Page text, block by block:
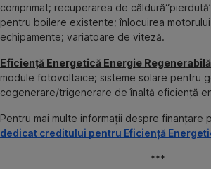
comprimat; recuperarea de
pentru boilere existente; înlocuirea
echipamente; variatoare de viteză.
Eficiență Energetică Energie
module fotovoltaice; sisteme solare pentru
cogenerare/trigenerare de înaltă eficiență
Pentru mai multe informații despre finanțare
dedicat creditului pentru Eficiență
***